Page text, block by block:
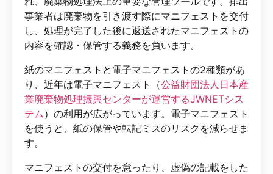
事業者は廃棄物を引き渡す際にマニフェストを交付
し、処理が完了した後に返送されたマニフェストの
内容を確認・保管する義務を負います。
紙のマニフェストと電子マニフェストの2種類があ
り、近年は電子マニフェスト（公益財団法人日本産
業廃棄物処理振興センターが運営するJWNETシス
テム）の利用が広がっています。電子マニフェスト
を使うと、紙の保管や転記ミスのリスクを減らせま
す。
マニフェストの交付を怠ったり、虚偽の記載をした